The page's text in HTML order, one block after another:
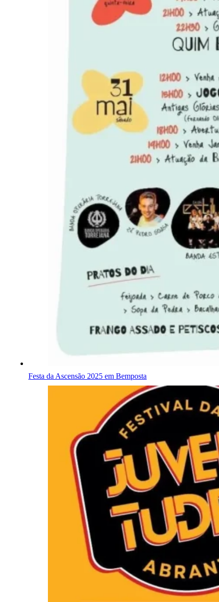
Festa da Ascensão 2025 em Bemposta